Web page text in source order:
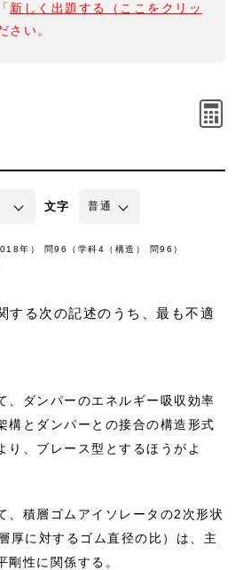
新しく出題する（ここをクリッ
さい。
文字
年） 問96（学科4（構造） 問96）
する次の記述のうち、最も不適
、ダンパーのエネルギー吸収効率
構とダンパーとの接合の構造形式
り、ブレース型とするほうがよ
、積層ゴムアイソレータの2次形状
厚に対するゴム直径の比）は、主
剛性に関係する。